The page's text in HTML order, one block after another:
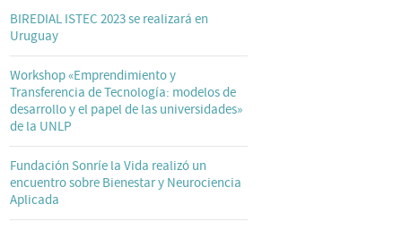
BIREDIAL ISTEC 2023 se realizará en
Uruguay
Workshop «Emprendimiento y
Transferencia de Tecnología: modelos de
desarrollo y el papel de las universidades»
de la UNLP
Fundación Sonríe la Vida realizó un
encuentro sobre Bienestar y Neurociencia
Aplicada